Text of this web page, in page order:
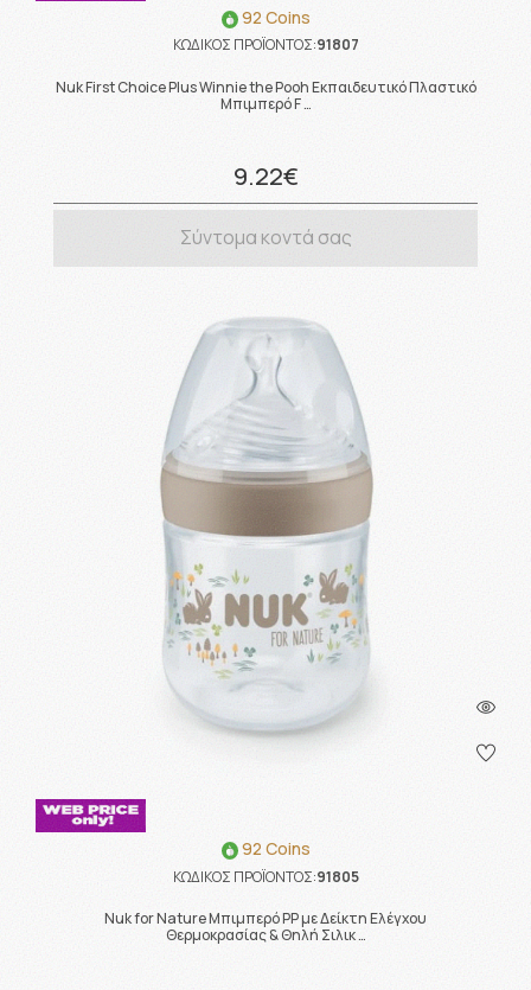
92 Coins
ΚΩΔΙΚΟΣ ΠΡΟΪΟΝΤΟΣ:91807
Nuk First Choice Plus Winnie the Pooh Εκπαιδευτικό Πλαστικό
Μπιμπερό F …
9.22€
Σύντομα κοντά σας
92 Coins
ΚΩΔΙΚΟΣ ΠΡΟΪΟΝΤΟΣ:91805
Nuk for Nature Μπιμπερό PP με Δείκτη Ελέγχου
Θερμοκρασίας & Θηλή Σιλικ …